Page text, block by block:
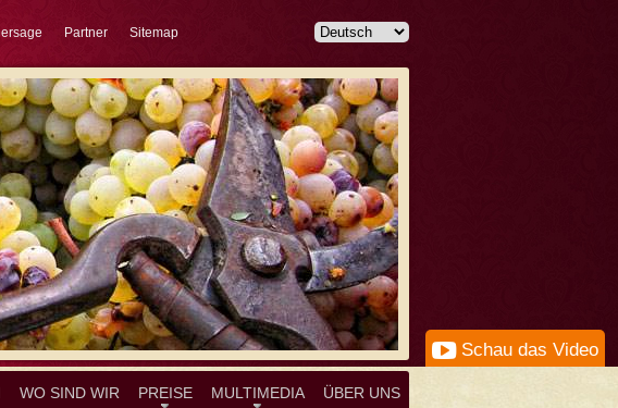
Partner Sitemap
Schau das Video
WO SIND WIR PREISE MULTIMEDIA ÜBER UNS